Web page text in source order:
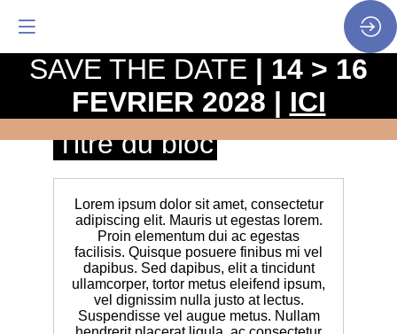
Pré-titre
Titre du bloc
Lorem ipsum dolor sit amet, consectetur
adipiscing elit. Mauris ut egestas lorem.
Proin elementum dui ac egestas
facilisis. Quisque posuere finibus mi vel
dapibus. Sed dapibus, elit a tincidunt
ullamcorper, tortor metus eleifend ipsum,
vel dignissim nulla justo at lectus.
Suspendisse vel augue metus. Nullam
SAVE THE DATE | 14 > 16
FEVRIER 2028 | ICI